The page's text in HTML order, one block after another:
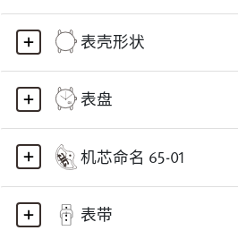
表壳形状
表盘
机芯命名 65-01
表带